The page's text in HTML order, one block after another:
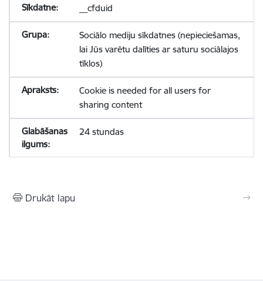
__cfduid
Sociālo mediju sīkdatnes (nepieciešamas,
lai Jūs varētu dalīties ar saturu sociālajos
tīklos)
Cookie is needed for all users for
sharing content
24 stundas
Drukāt lapu